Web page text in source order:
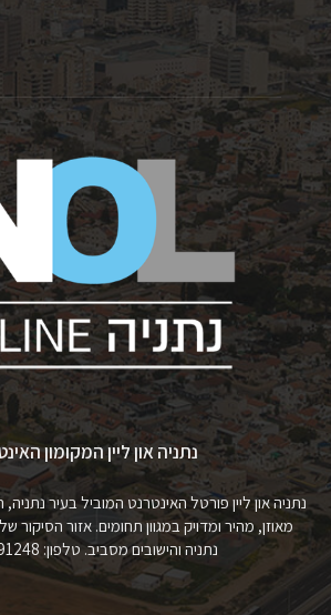
נתניה און ליין המקומון
נתניה און ליין פורטל האינטרנט המוביל בעיר
מאוזן, מהיר ומדויק במגוון תחומים. אזור
נתניה והישובים מסביב. טלפון: 050-8491248